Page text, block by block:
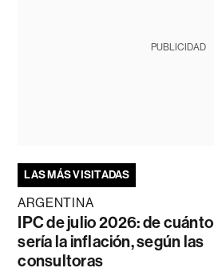
PUBLICIDAD
LAS MÁS VISITADAS
ARGENTINA
IPC de julio 2026: de cuánto
sería la inflación, según las
consultoras